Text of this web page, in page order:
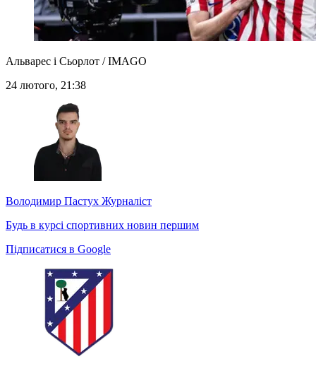
Альварес і Сьорлот / IMAGO
24 лютого, 21:38
Володимир Пастух Журналіст
Будь в курсі спортивних новин першим
Підписатися в Google